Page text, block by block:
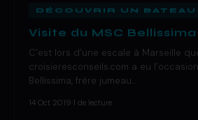
DÉCOUVRIR UN BATEAU
Visite du MSC Bellissima
C’est lors d’une escale à Marseille
croisieresconseils.com a eu
Bellissima, frère jumeau…
14 Oct 2019 1 de lecture